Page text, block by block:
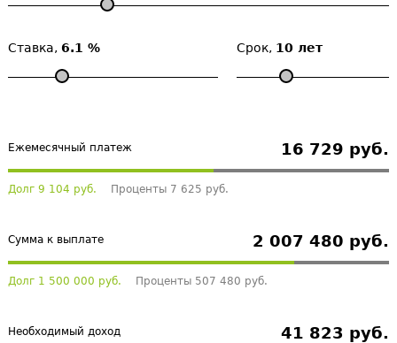
Ставка, 6.1 % Срок, 10 лет
Ежемесячный платеж 16 729 руб.
Долг 9 104 руб. Проценты 7 625 руб.
Сумма к выплате 2 007 480 руб.
Долг 1 500 000 руб. Проценты 507 480 руб.
Необходимый доход 41 823 руб.